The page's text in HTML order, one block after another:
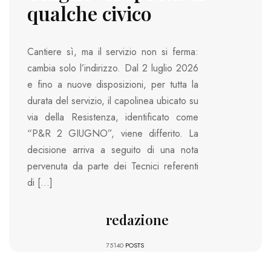
qualche civico
Cantiere sì, ma il servizio non si ferma:
cambia solo l’indirizzo. Dal 2 luglio 2026
e fino a nuove disposizioni, per tutta la
durata del servizio, il capolinea ubicato su
via della Resistenza, identificato come
“P&R 2 GIUGNO”, viene differito. La
decisione arriva a seguito di una nota
pervenuta da parte dei Tecnici referenti
di […]
redazione
75140 POSTS